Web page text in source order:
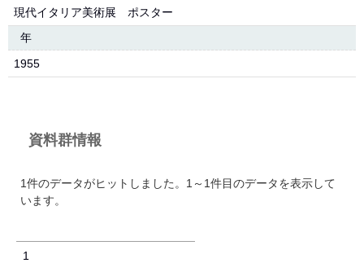
現代イタリア美術展 ポスター
年
1955
資料群情報
1件のデータがヒットしました。1～1件目のデータを表示して
います。
1